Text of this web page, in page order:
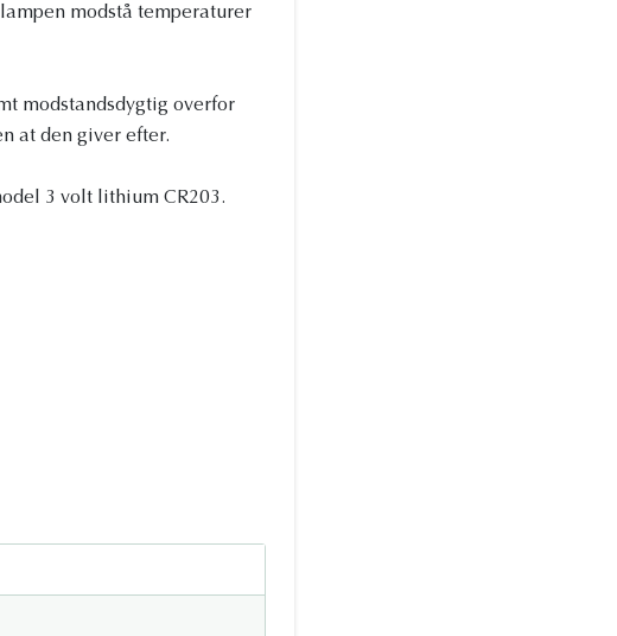
modstå temperaturer
modstandsdygtig overfor
at den giver efter.
3 volt lithium CR203.